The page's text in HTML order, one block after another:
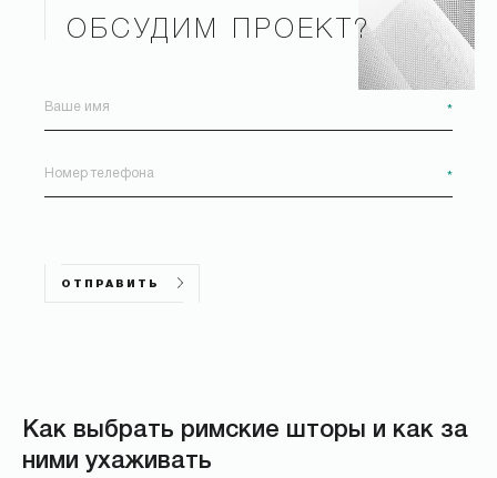
ОБСУДИМ ПРОЕКТ?
*
*
ОТПРАВИТЬ
Как выбрать римские шторы и как за
ними ухаживать